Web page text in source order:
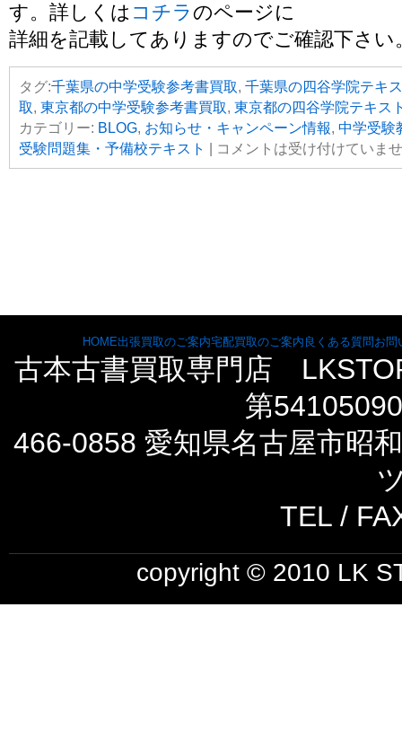
す。詳しくは コチラのページに
詳細を記載してありますのでご確認下さい
タグ:千葉県の中学受験参考書買取, 千葉県の四谷学院テキ
取, 東京都の中学受験参考書買取, 東京都の四谷学院テキス
カテゴリー: BLOG, お知らせ・キャンペーン情報, 中学受験
受験問題集・予備校テキスト
コメントは受け付けていま
HOME出張買取のご案内宅配買取のご案内 良くある質問お問
古本古書買取専門店
第
466-0858 愛知県名古屋市昭
TEL /
copyright © 2010 LK